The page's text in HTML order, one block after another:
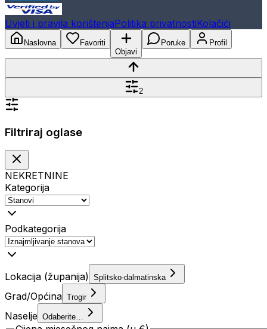
Uvjeti i pravila korištenjaPolitika privatnostiKolačići
Naslovna
Favoriti
Objavi
Poruke Profil
2
Filtriraj oglase
NEKRETNINE
Kategorija
Podkategorija
Lokacija (županija) Splitsko-dalmatinska
Grad/Općina Trogir
Naselje Odaberite…